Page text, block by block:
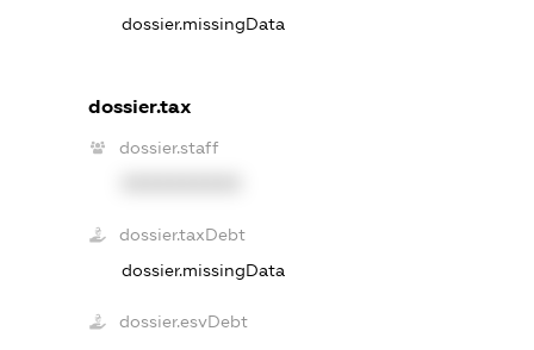
dossier.missingData
dossier.tax
dossier.staff
dossier.taxDebt
dossier.missingData
dossier.esvDebt